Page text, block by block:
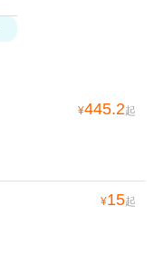
¥445.2起
¥15起